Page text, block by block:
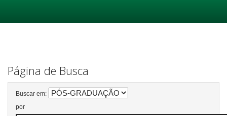
Página de Busca
Buscar em:
por